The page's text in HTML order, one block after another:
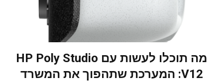
מה תוכלו לעשות עם HP Poly Studio
V12: המערכת שתהפוך את המשרד